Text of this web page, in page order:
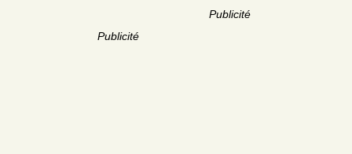
Publicité
Publicité